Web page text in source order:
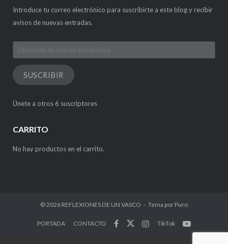
Introduce tu correo electrónico para suscribirte a este blog y recibir
avisos de nuevas entradas.
Dirección
de
correo
electrónico
SUSCRIBIR
Únete a otros 6 suscriptores
CARRITO
No hay productos en el carrito.
© 2026 REFLEXIONES DE UN VASCO Tema por Puro
PORTADA CONTACTO TikTok